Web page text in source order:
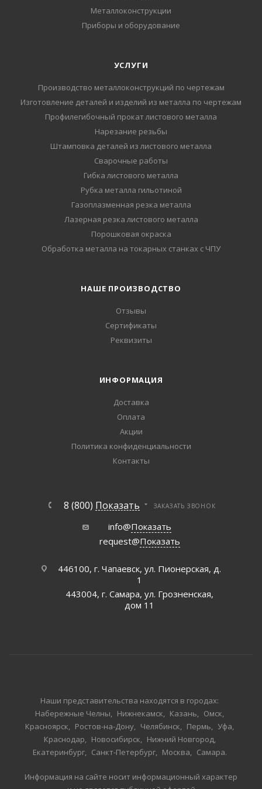
Металлоконструкции
Приборы и оборудование
УСЛУГИ
Производство металлоконструкций по чертежам
Изготовление деталей и изделий из металла по чертежам
Профилегибочный прокат листового металла
Нарезание резьбы
Штамповка деталей из листового металла
Сварочные работы
Гибка листового металла
Рубка металла гильотиной
Газоплазменная резка металла
Лазерная резка листового металла
Порошковая окраска
Обработка металла на токарных станках с ЧПУ
НАШЕ ПРОИЗВОДСТВО
Отзывы
Сертификаты
Реквизиты
ИНФОРМАЦИЯ
Доставка
Оплата
Акции
Политика конфиденциальности
Контакты
8 (800) Показать ЗАКАЗАТЬ ЗВОНОК
info@Показать
request@Показать
446100, г. Чапаевск, ул. Пионерская, д.
1
443004, г. Самара, ул. Грозненская,
дом 11
Наши представительства находятся в городах:
Набережные Челны
Нижнекамск Казань
Омск
Красноярск
Ростов-на-Дону Челябинск Пермь
Уфа
Краснодар
Новосибирск
Нижний Новгород
Екатеринбург
Санкт-Петербург Москва Самара
Информация на сайте носит информационный характер